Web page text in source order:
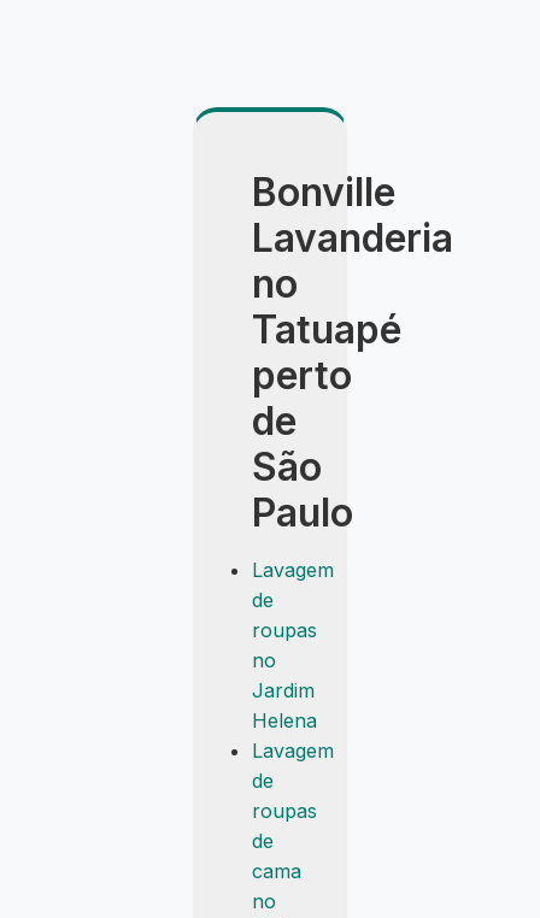
Bonville
Lavanderia
no
Tatuapé
perto
de
São
Paulo
Lavagem
de
roupas
no
Jardim
Helena
Lavagem
de
roupas
de
cama
no